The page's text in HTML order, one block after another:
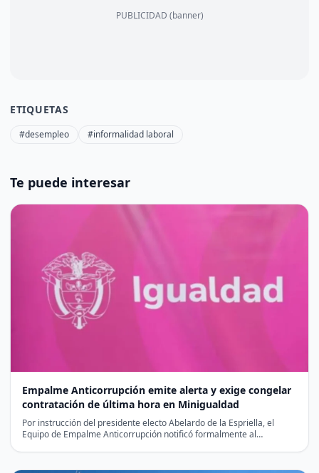
PUBLICIDAD (banner)
ETIQUETAS
#desempleo #informalidad laboral
Te puede interesar
Empalme Anticorrupción emite alerta y exige congelar
contratación de última hora en Minigualdad
Por instrucción del presidente electo Abelardo de la Espriella, el
Equipo de Empalme Anticorrupción notificó formalmente al